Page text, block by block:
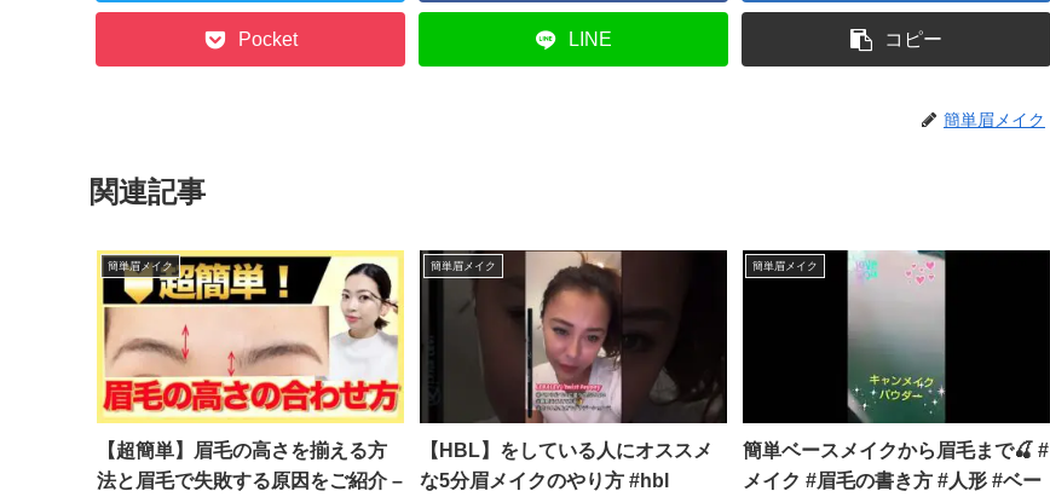
Pocket LINE コピー
簡単眉メイク
関連記事
簡単眉メイク
【超簡単】眉毛の高さを揃える方
法と眉毛で失敗する原因をご紹介 –
簡単眉メイク
【HBL】をしている人にオススメ
な5分眉メイクのやり方 #hbl
簡単眉メイク
簡単ベースメイクから眉毛まで🍒 #
メイク #眉毛の書き方 #人形 #ベー